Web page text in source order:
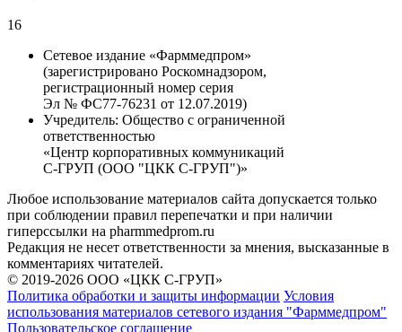
16
Сетевое издание «Фарммедпром»
(зарегистрировано Роскомнадзором,
регистрационный номер серия
Эл № ФС77-76231 от 12.07.2019)
Учредитель: Общество с ограниченной
ответственностью
«Центр корпоративных коммуникаций
С-ГРУП (ООО "ЦКК С-ГРУП")»
Любое использование материалов сайта допускается только
при соблюдении правил перепечатки и при наличии
гиперссылки на pharmmedprom.ru
Редакция не несет ответственности за мнения, высказанные в
комментариях читателей.
© 2019-2026 ООО «ЦКК С-ГРУП»
Политика обработки и защиты информации Условия
использования материалов сетевого издания "Фарммедпром"
Пользовательское соглашение